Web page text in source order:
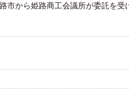
市から姫路商工会議所が委託を受